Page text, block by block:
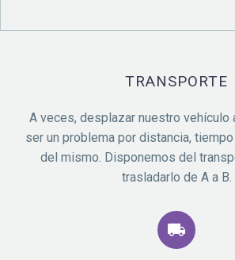
TRANSPORTE
A veces, desplazar nuestro vehículo
ser un problema por distancia,
del mismo. Disponemos del
trasladarlo de A a B.